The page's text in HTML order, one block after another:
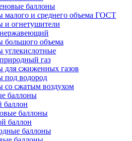
баллоны
малого и среднего объема ГОСТ
и огнетушители
большого объема
углекислотные
газ
для сжиженных газов
под водород
со сжатым воздухом
баллоны
баллон
баллоны
баллон
баллоны